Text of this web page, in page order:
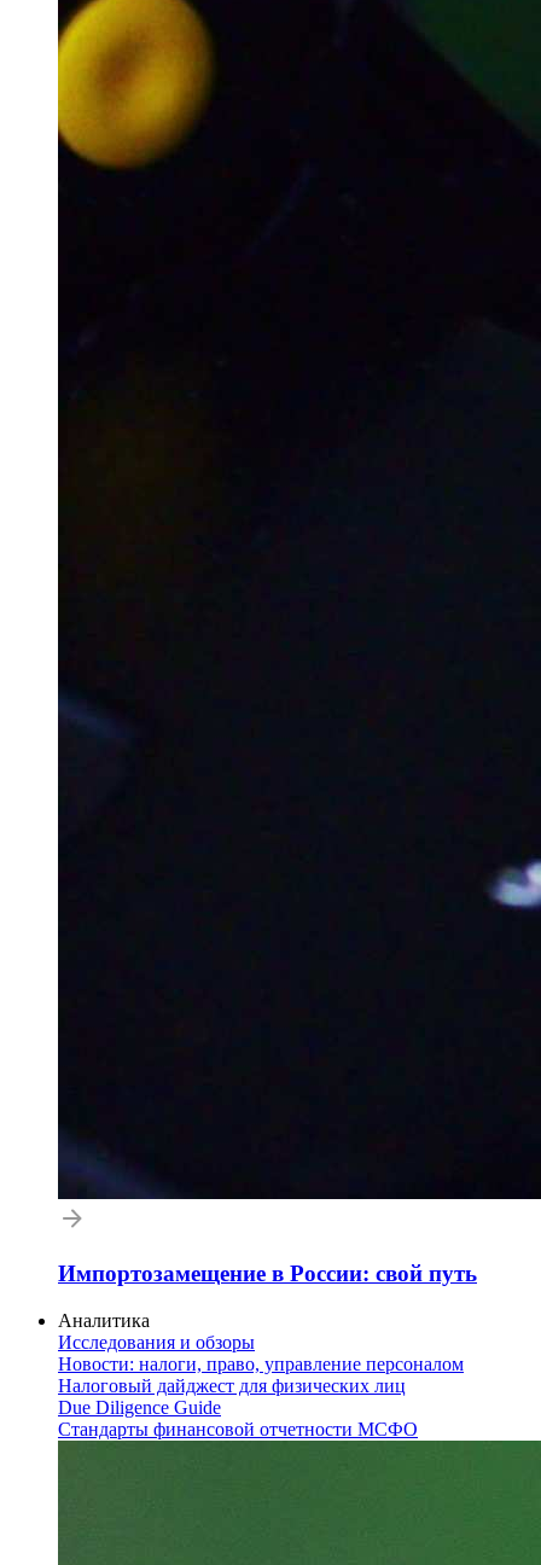
Импортозамещение в России: свой путь
Аналитика
Исследования и обзоры
Новости: налоги, право, управление персоналом
Налоговый дайджест для физических лиц
Due Diligence Guide
Стандарты финансовой отчетности МСФО